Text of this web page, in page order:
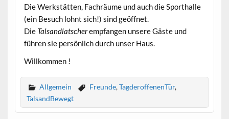
Die Werkstätten, Fachräume und auch die Sporthalle
(ein Besuch lohnt sich!) sind geöffnet.
Die Talsandlatscherempfangen unsere Gäste und
führen sie persönlich durch unser Haus.
Willkommen !
Allgemein Freunde,TagderoffenenTür,
TalsandBewegt